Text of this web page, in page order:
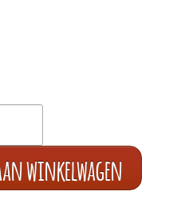
winkelwagen